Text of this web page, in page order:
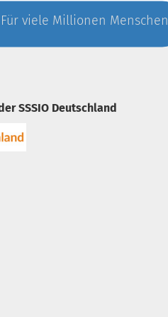
viele Millionen Menschen
SSSIO Deutschland